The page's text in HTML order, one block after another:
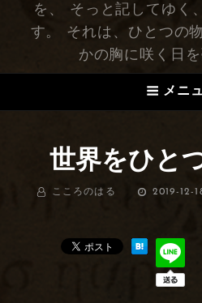
を、 そっと記してゆく
す。 それは、ひとつの
かの胸に咲く日
メニ
世界をひと
BY こころのはる
投
2019-12-